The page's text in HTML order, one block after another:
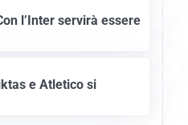
l’Inter servirà essere
e Atletico si